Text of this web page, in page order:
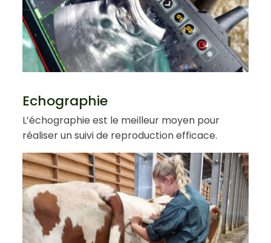
Echographie
L’échographie est le meilleur moyen pour
réaliser un suivi de reproduction efficace.